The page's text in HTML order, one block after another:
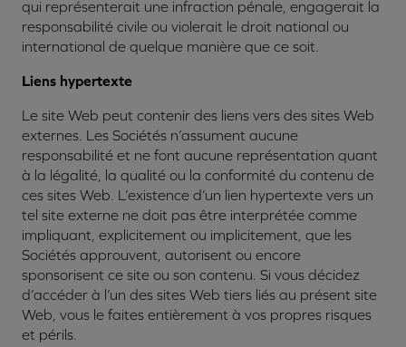
qui représenterait une infraction pénale, engagerait la
responsabilité civile ou violerait le droit national ou
international de quelque manière que ce soit.
Liens hypertexte
Le site Web peut contenir des liens vers des sites Web
externes. Les Sociétés n’assument aucune
responsabilité et ne font aucune représentation quant
à la légalité, la qualité ou la conformité du contenu de
ces sites Web. L’existence d’un lien hypertexte vers un
tel site externe ne doit pas être interprétée comme
impliquant, explicitement ou implicitement, que les
Sociétés approuvent, autorisent ou encore
sponsorisent ce site ou son contenu. Si vous décidez
d’accéder à l’un des sites Web tiers liés au présent site
Web, vous le faites entièrement à vos propres risques
et périls.